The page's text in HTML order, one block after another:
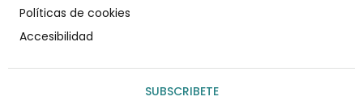
Políticas de cookies
Accesibilidad
SUBSCRIBETE